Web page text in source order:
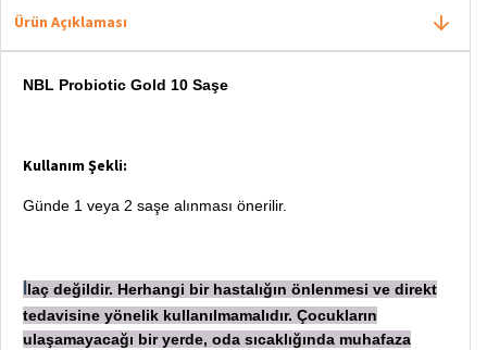
Ürün Açıklaması
NBL Probiotic Gold 10 Saşe
Kullanım Şekli:
Günde 1 veya 2 saşe alınması önerilir.
İlaç değildir. Herhangi bir hastalığın önlenmesi ve direkt
tedavisine yönelik kullanılmamalıdır. Çocukların
ulaşamayacağı bir yerde, oda sıcaklığında muhafaza